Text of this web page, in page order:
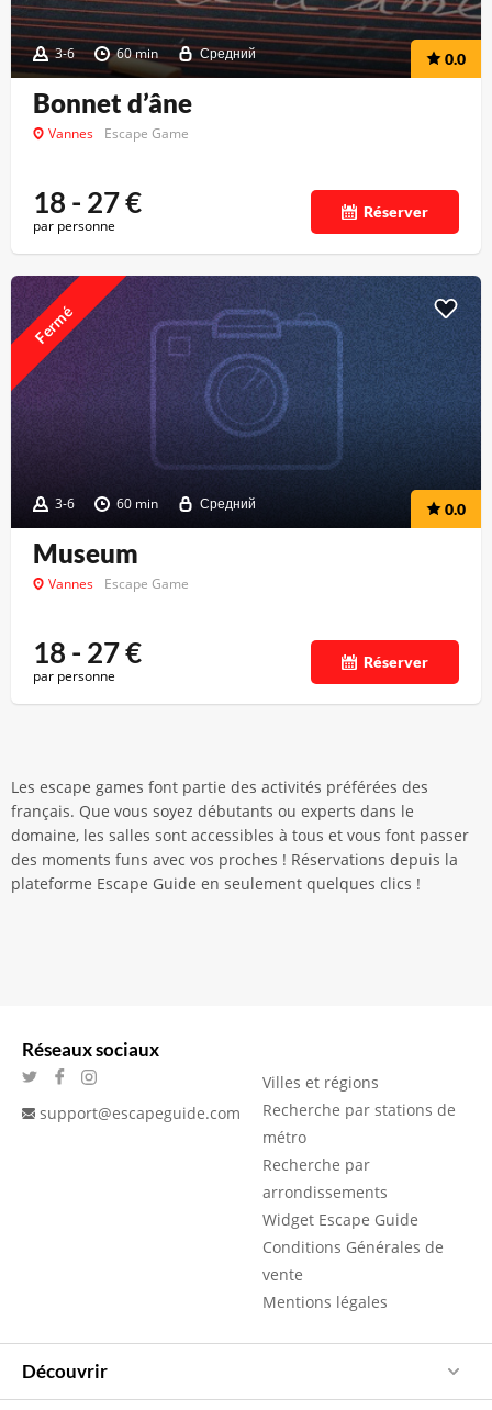
3-6 60 min Средний 0.0
Bonnet d’âne
Vannes Escape Game
18 - 27€
par personne
Réserver
3-6 60 min Средний 0.0
Fermé
Museum
Vannes Escape Game
18 - 27€
par personne
Réserver
Les escape games font partie des activités préférées des
français. Que vous soyez débutants ou experts dans le
domaine, les salles sont accessibles à tous et vous font passer
des moments funs avec vos proches ! Réservations depuis la
plateforme Escape Guide en seulement quelques clics !
Réseaux sociaux
support@escapeguide.com
Villes et régions
Recherche par stations de
métro
Recherche par
arrondissements
Widget Escape Guide
Conditions Générales de
vente
Mentions légales
Découvrir